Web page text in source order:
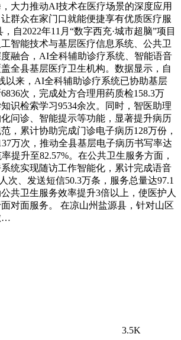
大力推动AI技术在医疗场景的深度应用
群众在家门口就能便捷享有优质医疗服
自2022年11月“数字西充·城市超脑”项目
智能技术与基层医疗信息系统、公共卫
融合，AI全科辅助诊疗系统、智能语音
全县基层医疗卫生机构。数据显示，自
以来，AI全科辅助诊疗系统已协助基层
次，完成处方合理用药质检158.3万
识检索学习9534余次。同时，智医助理
问诊、智能提示等功能，显著提升病历
，累计协助完成门诊电子病历128万份，
万次，推动全县基层电子病历书写率达
提升至82.57%。在公共卫生服务方面，
统实现随访工作智能化，累计完成语音
次、发送短信50.3万条，服务总量达97.1
共卫生服务效率提升3倍以上，使医护人
对面服务。 在凉山州盐源县，针对山区
…
3.5K